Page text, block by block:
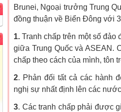
Brunei, Ngoại trưởng Trung
đồng thuận về Biển Đông với
1. Tranh chấp trên một số
giữa Trung Quốc và ASEAN.
chấp theo cách của mình, tôn
2. Phản đối tất cả các hành
nghị sự nhất định lên các
3. Các tranh chấp phải được